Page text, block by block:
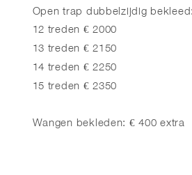
Open trap dubbelzijdig bekleed:
12 treden € 2000
13 treden € 2150
14 treden € 2250
15 treden € 2350
Wangen bekleden: € 400 extra